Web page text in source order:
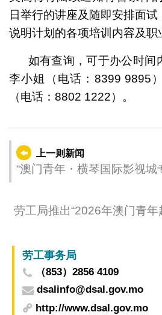
日举行的讲座及随即安排面
说明计划的各项培训内容及职
如有查询，可于办公时间
李小姐（电话：8399 9895
（电话：8802 1222）。
上一则新闻
“澳门青年・横琴国际影视城
培育国际视野影视人才 6
劳工局推出“2026年澳门青
劳工事务局
（853）2856 4109
dsalinfo@dsal.gov.mo
http://www.dsal.gov.mo